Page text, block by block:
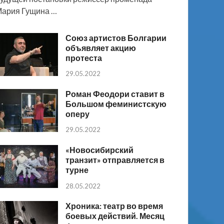
Гущина …
Союз артистов Болгарии
объявляет акцию
протеста
29.05.2022
Роман Феодори ставит в
Большом феминистскую
оперу
29.05.2022
«Новосибирский
транзит» отправляется в
турне
28.05.2022
Хроника: театр во время
боевых действий. Месяц